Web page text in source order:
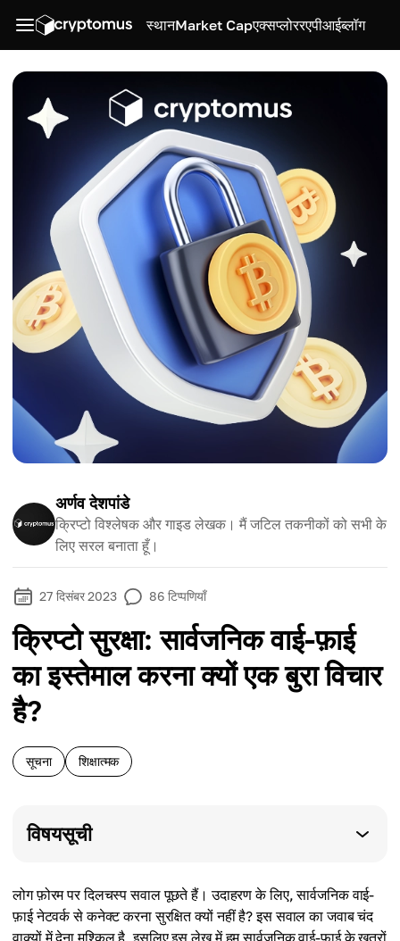
स्थानMarket Capएक्सप्लोररएपीआईब्लॉग
अर्णव देशपांडे
क्रिप्टो विश्लेषक और गाइड लेखक। मैं जटिल तकनीकों को सभी के
लिए सरल बनाता हूँ।
27 दिसंबर 2023 86 टिप्पणियाँ
क्रिप्टो सुरक्षा: सार्वजनिक वाई-फ़ाई
का इस्तेमाल करना क्यों एक बुरा विचार
है?
सूचना शिक्षात्मक
विषयसूची
लोग फ़ोरम पर दिलचस्प सवाल पूछते हैं। उदाहरण के लिए, सार्वजनिक वाई-
फ़ाई नेटवर्क से कनेक्ट करना सुरक्षित क्यों नहीं है? इस सवाल का जवाब चंद
वाक्यों में देना मुश्किल है, इसलिए इस लेख में हम सार्वजनिक वाई-फ़ाई के खतरों